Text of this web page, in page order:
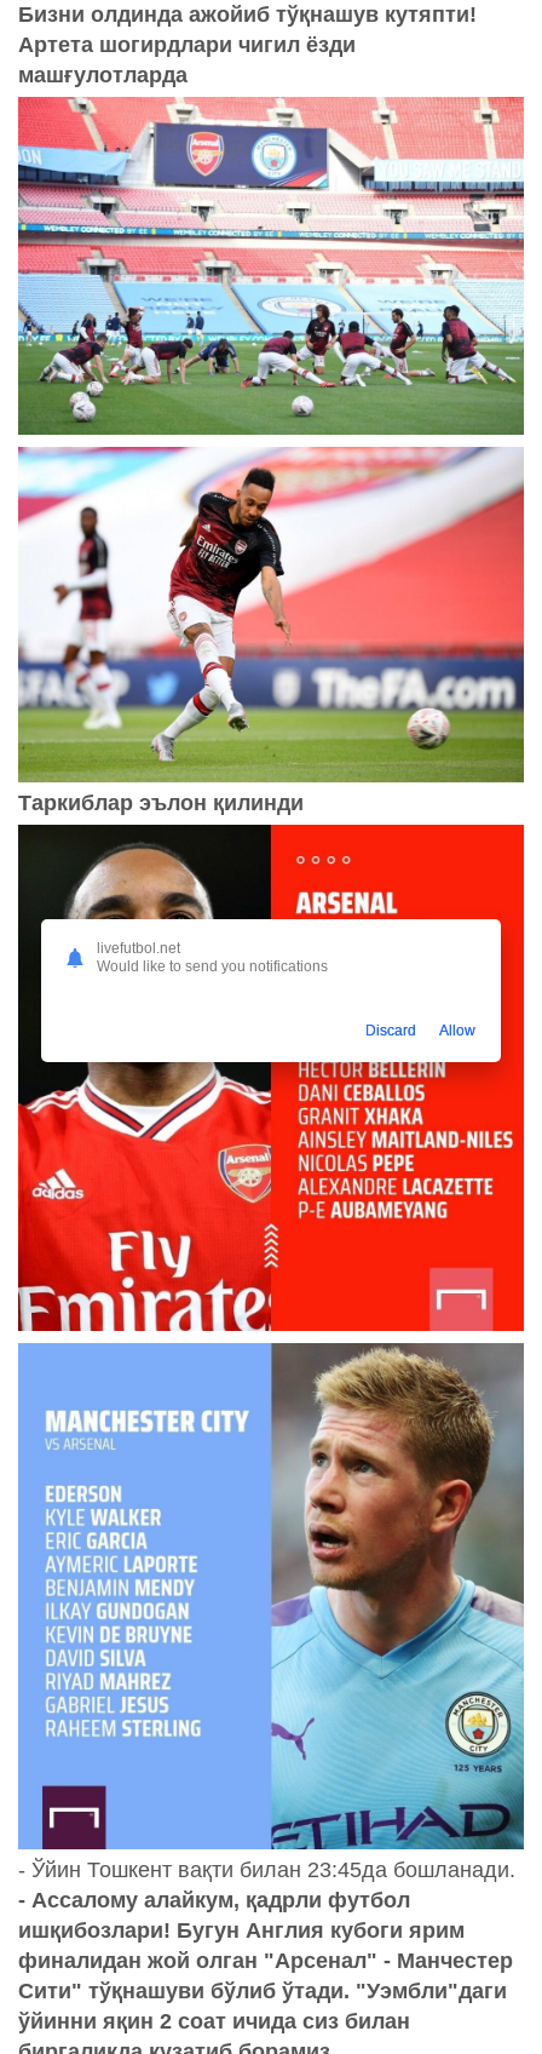
Бизни олдинда ажойиб тўқнашув кутяпти!
Артета шогирдлари чигил ёзди
машғулотларда
Таркиблар эълон қилинди
- Ўйин Тошкент вақти билан 23:45да бошланади.
- Ассалому алайкум, қадрли футбол
ишқибозлари! Бугун Англия кубоги ярим
финалидан жой олган "Арсенал" - Манчестер
Сити" тўқнашуви бўлиб ўтади. "Уэмбли"даги
ўйинни яқин 2 соат ичида сиз билан
livefutbol.net
Would like to send you notifications
Discard Allow